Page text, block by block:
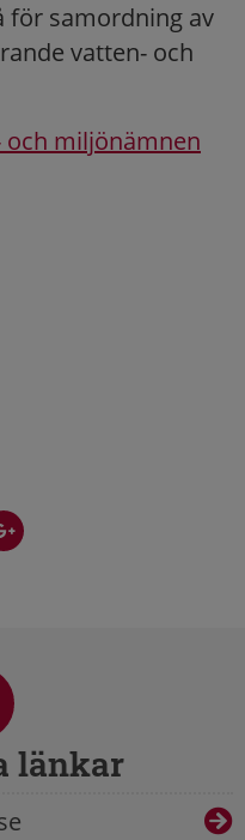
för samordning av
vatten- och
och miljönämnen
länkar